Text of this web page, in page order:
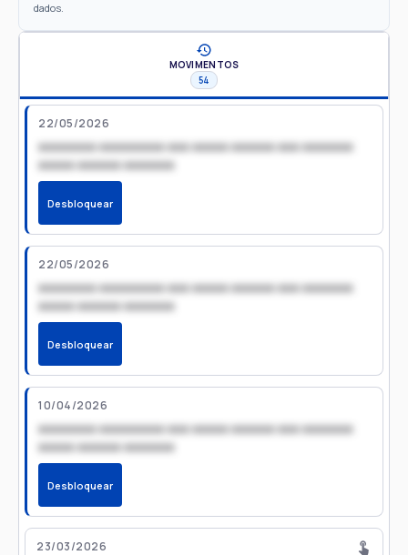
dados.
MOVIMENTOS
54
22/05/2026
xxxxxxxx xxxxxxxxx xxx xxxxx xxxxxx xxx xxxxxxx
xxxxx xxxxxx xxxxxxx
Desbloquear
22/05/2026
xxxxxxxx xxxxxxxxx xxx xxxxx xxxxxx xxx xxxxxxx
xxxxx xxxxxx xxxxxxx
Desbloquear
10/04/2026
xxxxxxxx xxxxxxxxx xxx xxxxx xxxxxx xxx xxxxxxx
xxxxx xxxxxx xxxxxxx
Desbloquear
23/03/2026